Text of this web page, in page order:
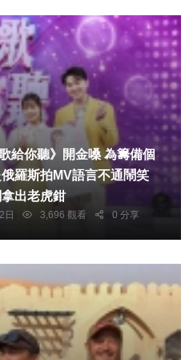
聽》開金嗓 為籌備個
拿出老虎鉗
日 3,696 觀看 0 分享